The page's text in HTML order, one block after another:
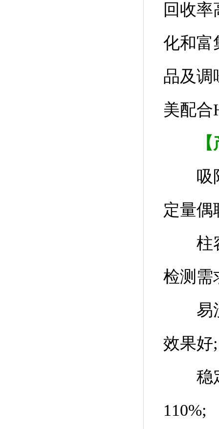
回收
化和富
品及调
美配合
吸附
定量偶
柱容
检测需
易洗
效果好;
稳定
110%;